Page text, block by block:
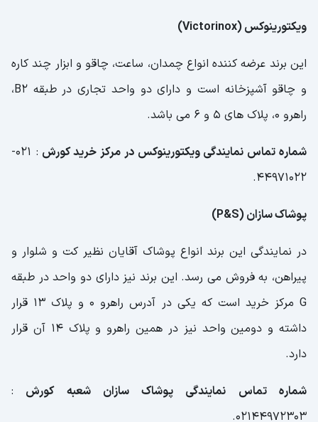
ویکتورینوکس (Victorinox)
این برند عرضه کننده انواع چمدان، ساعت، چاقو و ابزار چند کاره
و چاقو آشپزخانه است و دارای دو واحد تجاری در طبقه B2،
راهرو 0، پلاک های 5 و 6 می باشد.
شماره تماس نمایندگی ویکتورینوکس در مرکز خرید کورش
: 021-
44971022.
پوشاک سازان (P&S)
در نمایندگی این برند انواع پوشاک آقایان نظیر کت و شلوار و
پیراهن، به فروش می رسد. این برند نیز دارای دو واحد در طبقه
G مرکز خرید است که یکی در آدرس راهرو 0 و پلاک 13 قرار
داشته و دومین واحد نیز در همین راهرو و پلاک 14 آن قرار
دارد.
شماره تماس نمایندگی پوشاک سازان شعبه کورش :
02144972303.